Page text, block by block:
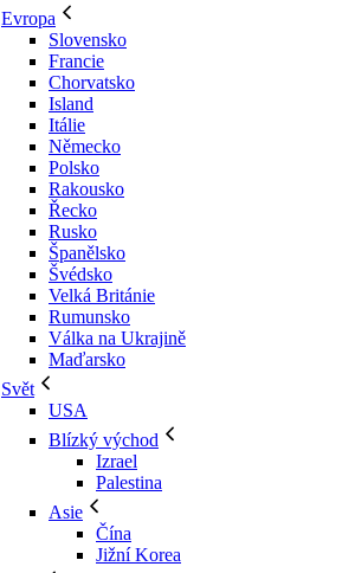
Evropa
Slovensko
Francie
Chorvatsko
Island
Itálie
Německo
Polsko
Rakousko
Řecko
Rusko
Španělsko
Švédsko
Velká Británie
Rumunsko
Válka na Ukrajině
Maďarsko
Svět
USA
Blízký východ
Izrael
Palestina
Asie
Čína
Jižní Korea